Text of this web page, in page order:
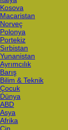
Kosova
Macaristan
Norveç
Polonya
Portekiz
Sırbistan
Yunanistan
Ayrımcılık
Barış
Bilim & Teknik
Çocuk
Dünya
ABD
Asya
Afrika